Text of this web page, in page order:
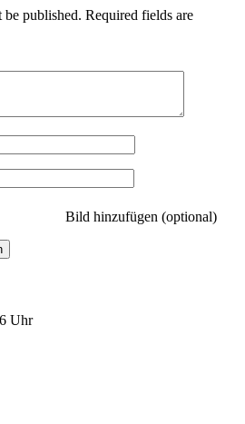
published. Required fields are
Bild hinzufügen (optional)
Uhr